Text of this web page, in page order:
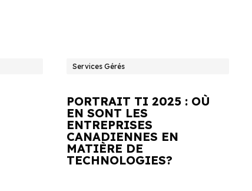
Services Gérés
PORTRAIT TI 2025 : OÙ
EN SONT LES
ENTREPRISES
CANADIENNES EN
MATIÈRE DE
TECHNOLOGIES?